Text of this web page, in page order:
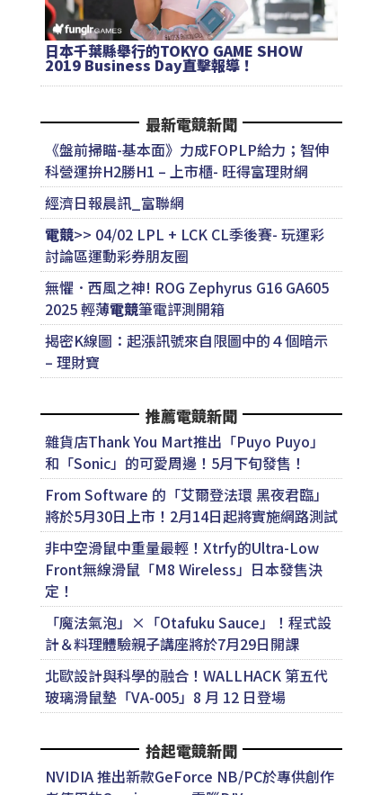
日本千葉縣舉行的TOKYO GAME SHOW
2019 Business Day直擊報導！
最新電競新聞
《盤前掃瞄-基本面》力成FOPLP給力；智伸
科營運拚H2勝H1 – 上市櫃- 旺得富理財網
經濟日報晨訊_富聯網
電競>> 04/02 LPL + LCK CL季後賽- 玩運彩
討論區運動彩券朋友圈
無懼．西風之神! ROG Zephyrus G16 GA605
2025 輕薄電競筆電評測開箱
揭密K線圖：起漲訊號來自限圖中的４個暗示
– 理財寶
推薦電競新聞
雜貨店Thank You Mart推出「Puyo Puyo」
和「Sonic」的可愛周邊！5月下旬發售！
From Software 的「艾爾登法環 黑夜君臨」
將於5月30日上市！2月14日起將實施網路測試
非中空滑鼠中重量最輕！Xtrfy的Ultra-Low
Front無線滑鼠「M8 Wireless」日本發售決
定！
「魔法氣泡」×「Otafuku Sauce」！程式設
計＆料理體驗親子講座將於7月29日開課
北歐設計與科學的融合！WALLHACK 第五代
玻璃滑鼠墊「VA-005」8 月 12 日登場
拾起電競新聞
NVIDIA 推出新款GeForce NB/PC於專供創作